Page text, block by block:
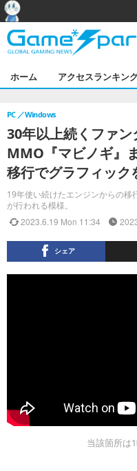
ホーム アクセスランキン
30年以上続くファ
MMO『マビノギ』
移行でグラフィック
19年使い続けたエンジンからの
が行われる模様。
PC Windows
2023.6.19 Mon 11:34
シェア
当該箇所は